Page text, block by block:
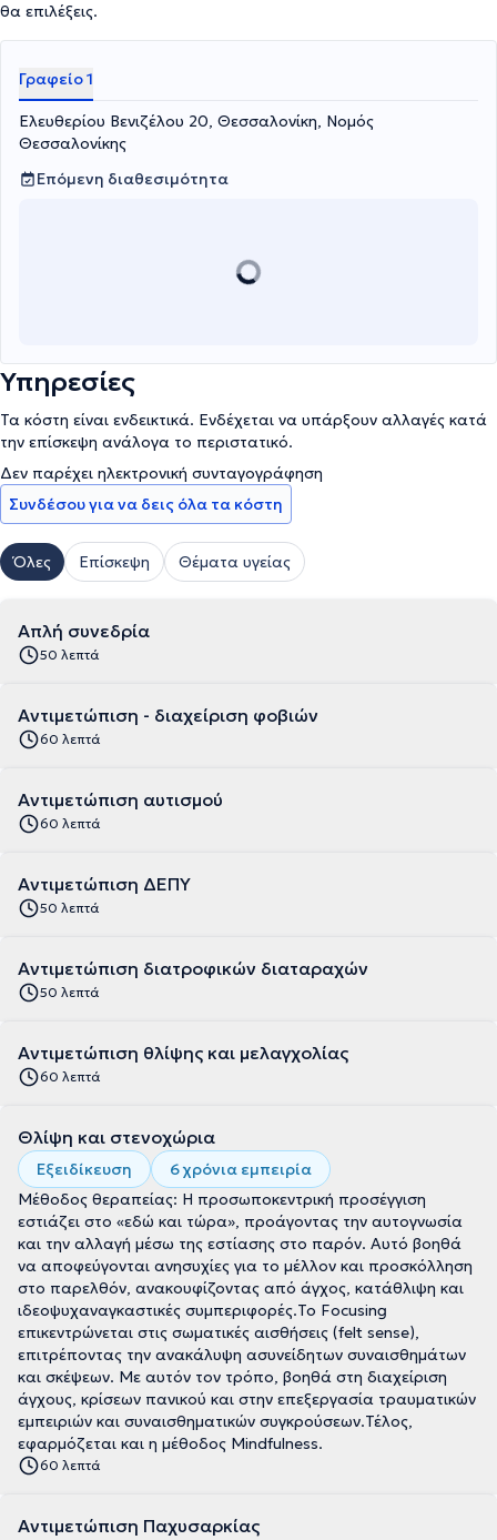
θα επιλέξεις.
Γραφείο 1
Ελευθερίου Βενιζέλου 20, Θεσσαλονίκη, Νομός
Θεσσαλονίκης
Επόμενη διαθεσιμότητα
Υπηρεσίες
Τα κόστη είναι ενδεικτικά. Ενδέχεται να υπάρξουν αλλαγές κατά
την επίσκεψη ανάλογα το περιστατικό.
Δεν παρέχει ηλεκτρονική συνταγογράφηση
Συνδέσου για να δεις όλα τα κόστη
Όλες Επίσκεψη Θέματα υγείας
Απλή συνεδρία
50 λεπτά
Αντιμετώπιση - διαχείριση φοβιών
60 λεπτά
Αντιμετώπιση αυτισμού
60 λεπτά
Αντιμετώπιση ΔΕΠΥ
50 λεπτά
Αντιμετώπιση διατροφικών διαταραχών
50 λεπτά
Αντιμετώπιση θλίψης και μελαγχολίας
60 λεπτά
Θλίψη και στενοχώρια
Εξειδίκευση
6 χρόνια εμπειρία
Μέθοδος θεραπείας: Η προσωποκεντρική προσέγγιση
εστιάζει στο «εδώ και τώρα», προάγοντας την αυτογνωσία
και την αλλαγή μέσω της εστίασης στο παρόν. Αυτό βοηθά
να αποφεύγονται ανησυχίες για το μέλλον και προσκόλληση
στο παρελθόν, ανακουφίζοντας από άγχος, κατάθλιψη και
ιδεοψυχαναγκαστικές συμπεριφορές.Το Focusing
επικεντρώνεται στις σωματικές αισθήσεις (felt sense),
επιτρέποντας την ανακάλυψη ασυνείδητων συναισθημάτων
και σκέψεων. Με αυτόν τον τρόπο, βοηθά στη διαχείριση
άγχους, κρίσεων πανικού και στην επεξεργασία τραυματικών
εμπειριών και συναισθηματικών συγκρούσεων.Τέλος,
εφαρμόζεται και η μέθοδος Mindfulness.
60 λεπτά
Αντιμετώπιση Παχυσαρκίας